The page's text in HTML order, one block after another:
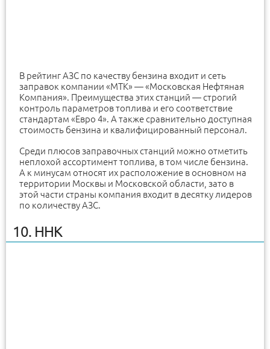
В рейтинг АЗС по качеству бензина входит и сеть
заправок компании «МТК» — «Московская Нефтяная
Компания». Преимущества этих станций — строгий
контроль параметров топлива и его соответствие
стандартам «Евро 4». А также сравнительно доступная
стоимость бензина и квалифицированный персонал.
Среди плюсов заправочных станций можно отметить
неплохой ассортимент топлива, в том числе бензина.
А к минусам относят их расположение в основном на
территории Москвы и Московской области, зато в
этой части страны компания входит в десятку лидеров
по количеству АЗС.
10. ННК